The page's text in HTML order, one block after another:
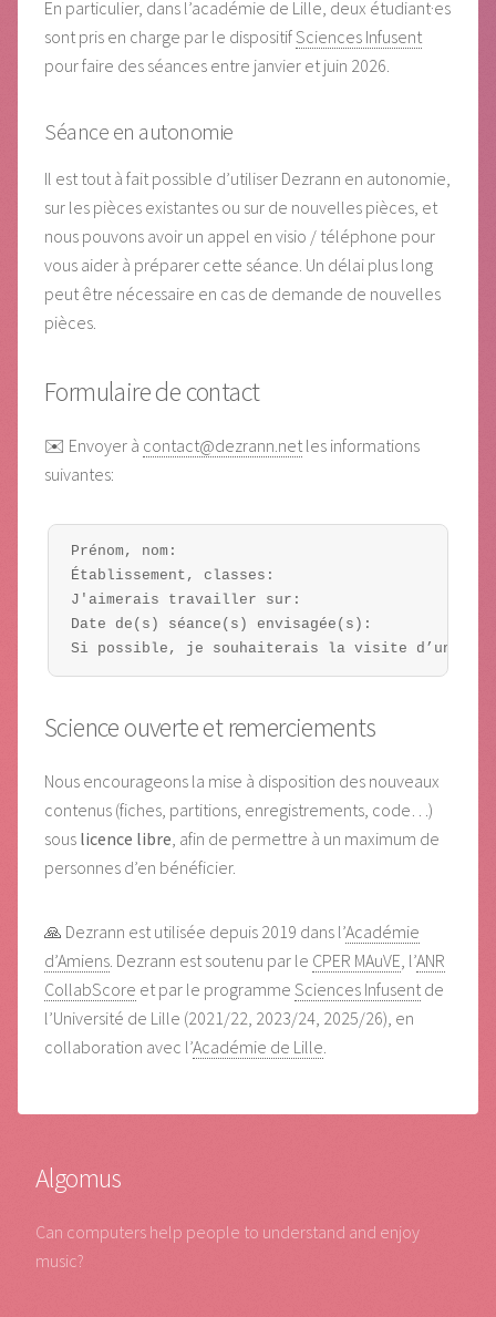
En particulier, dans l’académie de Lille, deux étudiant·es
sont pris en charge par le dispositifSciences Infusent
pour faire des séances entre janvier et juin 2026.
Séance en autonomie
Il est tout à fait possible d’utiliser Dezrann en autonomie,
sur les pièces existantes ou sur de nouvelles pièces, et
nous pouvons avoir un appel en visio / téléphone pour
vous aider à préparer cette séance. Un délai plus long
peut être nécessaire en cas de demande de nouvelles
pièces.
Formulaire de contact
✉️ Envoyer à contact@dezrann.net les informations
suivantes:
Prénom, nom:
Établissement, classes:
J'aimerais travailler sur:
Date de(s) séance(s) envisagée(s):
Science ouverte et remerciements
Nous encourageons la mise à disposition des nouveaux
contenus (fiches, partitions, enregistrements, code…)
sous licence libre, afin de permettre à un maximum de
personnes d’en bénéficier.
🙏 Dezrann est utilisée depuis 2019 dans l’Académie
d’Amiens. Dezrann est soutenu par le CPER MAuVE, l’ANR
CollabScore et par le programme Sciences Infusentde
l’Université de Lille (2021/22, 2023/24, 2025/26), en
collaboration avec l’Académie de Lille.
Algomus
Can computers help people to understand and enjoy
music?